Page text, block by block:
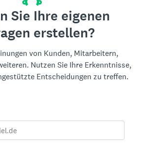
Sie Ihre eigenen
erstellen?
von Kunden, Mitarbeitern,
Nutzen Sie Ihre Erkenntnisse,
Entscheidungen zu treffen.